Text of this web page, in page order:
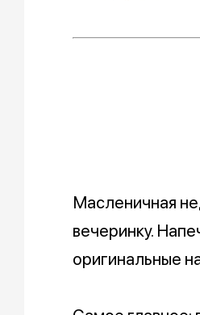
Масленичная
вечеринку.
оригинальные